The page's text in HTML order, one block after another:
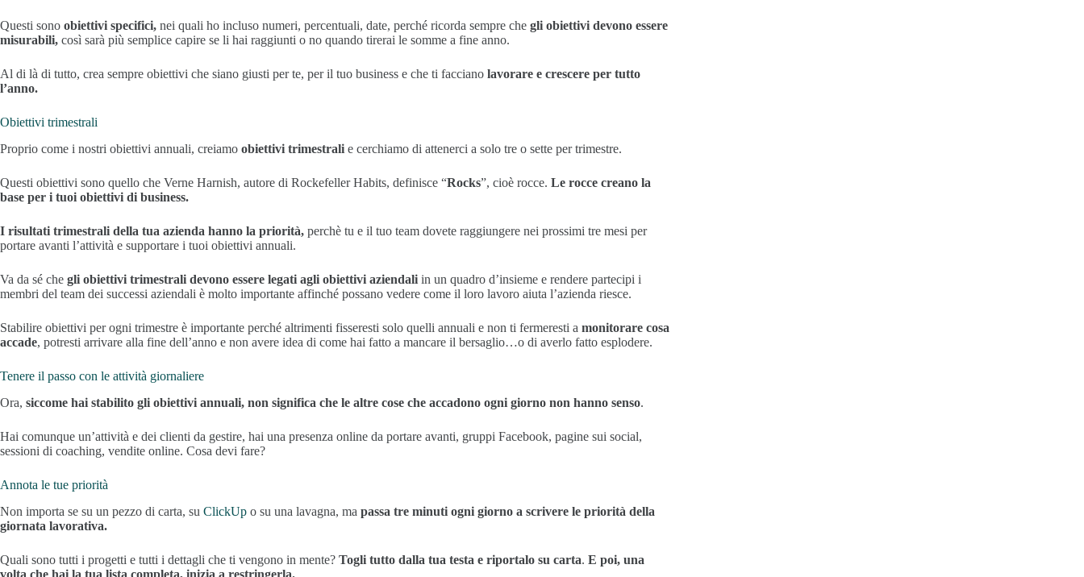
Questi sono obiettivi specifici, nei quali ho incluso numeri, percentuali, date, perché ricorda sempre che gli obiettivi devono essere
misurabili, così sarà più semplice capire se li hai raggiunti o no quando tirerai le somme a fine anno.
Al di là di tutto, crea sempre obiettivi che siano giusti per te, per il tuo business e che ti facciano lavorare e crescere per tutto
l’anno.
Obiettivi trimestrali
Proprio come i nostri obiettivi annuali, creiamo obiettivi trimestrali e cerchiamo di attenerci a solo tre o sette per trimestre.
Questi obiettivi sono quello che Verne Harnish, autore di Rockefeller Habits, definisce “Rocks”, cioè rocce. Le rocce creano la
base per i tuoi obiettivi di business.
I risultati trimestrali della tua azienda hanno la priorità, perchè tu e il tuo team dovete raggiungere nei prossimi tre mesi per
portare avanti l’attività e supportare i tuoi obiettivi annuali.
Va da sé che gli obiettivi trimestrali devono essere legati agli obiettivi aziendali in un quadro d’insieme e rendere partecipi i
membri del team dei successi aziendali è molto importante affinché possano vedere come il loro lavoro aiuta l’azienda riesce.
Stabilire obiettivi per ogni trimestre è importante perché altrimenti fisseresti solo quelli annuali e non ti fermeresti a monitorare cosa
accade, potresti arrivare alla fine dell’anno e non avere idea di come hai fatto a mancare il bersaglio…o di averlo fatto esplodere.
Tenere il passo con le attività giornaliere
Ora, siccome hai stabilito gli obiettivi annuali, non significa che le altre cose che accadono ogni giorno non hanno senso.
Hai comunque un’attività e dei clienti da gestire, hai una presenza online da portare avanti, gruppi Facebook, pagine sui social,
sessioni di coaching, vendite online. Cosa devi fare?
Annota le tue priorità
Non importa se su un pezzo di carta, su ClickUp o su una lavagna, ma passa tre minuti ogni giorno a scrivere le priorità della
giornata lavorativa.
Quali sono tutti i progetti e tutti i dettagli che ti vengono in mente? Togli tutto dalla tua testa e riportalo su carta. E poi, una
volta che hai la tua lista completa, inizia a restringerla.